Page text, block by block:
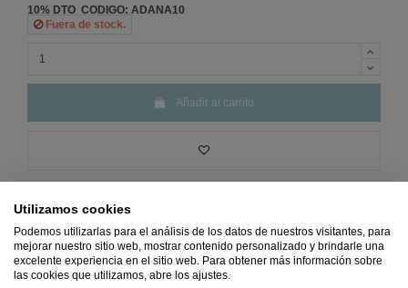
10% DTO CODIGO: ADANA10
Fuera de stock.
Añadir al carrito
PrecioMÍNIMO
Garantizado
Pago 100%
SEGURO
EnvioGRATIS
desde 45€
Devoluciones
Utilizamos cookies
Podemos utilizarlas para el análisis de los datos de nuestros visitantes, para
mejorar nuestro sitio web, mostrar contenido personalizado y brindarle una
excelente experiencia en el sitio web. Para obtener más información sobre
las cookies que utilizamos, abre los ajustes.